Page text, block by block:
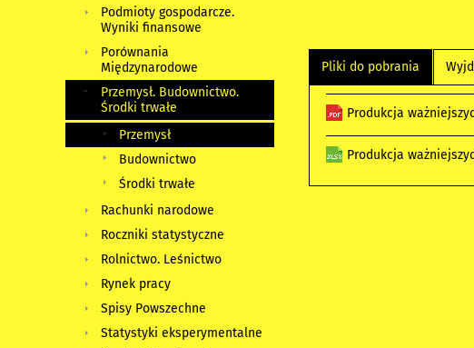
Pliki do pobrania
Produkcja
Produkcja
Podmioty gospodarcze.
Wyniki finansowe
Porównania
Międzynarodowe
Przemysł. Budownictwo.
Środki trwałe
Przemysł
Budownictwo
Środki trwałe
Rachunki narodowe
Roczniki statystyczne
Rolnictwo. Leśnictwo
Rynek pracy
Spisy Powszechne
Statystyki eksperymentalne